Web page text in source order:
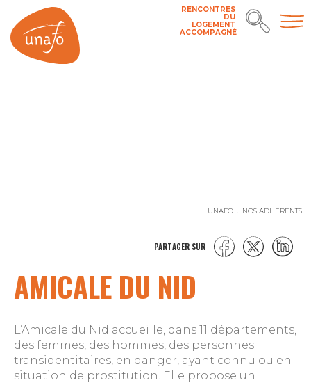
RENCONTRES
DU
LOGEMENT
ACCOMPAGNÉ
PARTAGER SUR
UNAFO NOS ADHÉRENTS
AMICALE DU NID
L’Amicale du Nid accueille, dans 11 départements,
des femmes, des hommes, des personnes
transidentitaires, en danger, ayant connu ou en
situation de prostitution. Elle propose un